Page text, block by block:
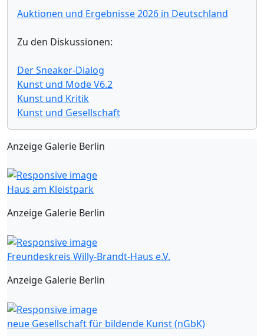
Auktionen und Ergebnisse 2026 in Deutschland
Zu den Diskussionen:
Der Sneaker-Dialog
Kunst und Mode V6.2
Kunst und Kritik
Kunst und Gesellschaft
Anzeige Galerie Berlin
Haus am Kleistpark
Anzeige Galerie Berlin
Freundeskreis Willy-Brandt-Haus e.V.
Anzeige Galerie Berlin
neue Gesellschaft für bildende Kunst (nGbK)